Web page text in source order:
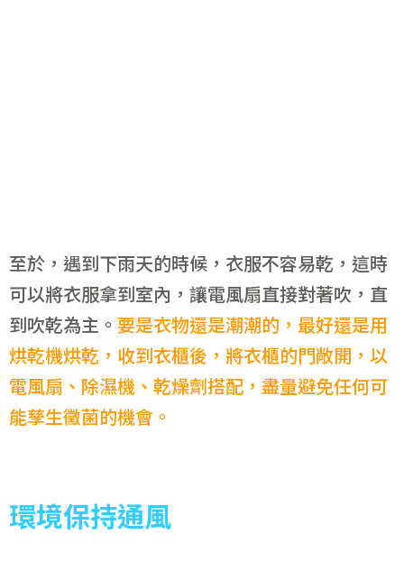
至於，遇到下雨天的時候，衣服不容易乾，這時
可以將衣服拿到室內，讓電風扇直接對著吹，直
到吹乾為主。 要是衣物還是潮潮的，最好還是用
烘乾機烘乾，收到衣櫃後，將衣櫃的門敞開，以
電風扇、除濕機、乾燥劑搭配，盡量避免任何可
能孳生黴菌的機會。
環境保持通風